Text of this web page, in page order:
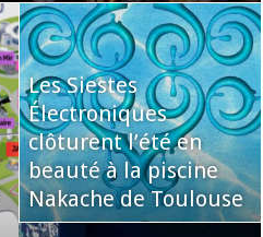
Les Siestes
Électroniques
clôturent l’été en
beauté à la piscine
Nakache de Toulouse